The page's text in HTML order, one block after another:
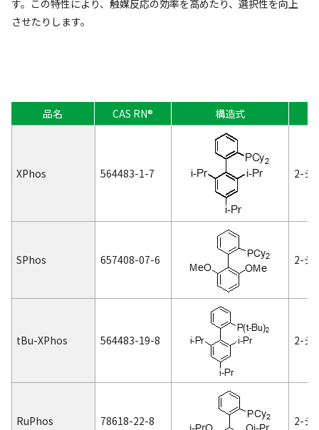
す。この特性により、触媒反応の効率を高めたり、選択性を向上
させたりします。
品名 CAS RN® 構造式
XPhos 564483-1-7 2-ジ
SPhos 657408-07-6 2-ジ
tBu-XPhos 564483-19-8 2-ジ-
RuPhos 78618-22-8 2-ジ